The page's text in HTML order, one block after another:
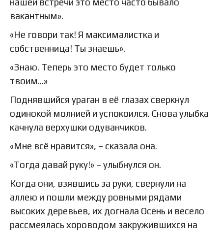
вакантным».
«Не говори так! Я максималистка и
собственница! Ты знаешь».
«Знаю. Теперь это место будет только
твоим…»
Поднявшийся ураган в её глазах сверкнул
одинокой молнией и успокоился. Снова улыбка
качнула верхушки одуванчиков.
«Мне всё нравится», – сказала она.
«Тогда давай руку!» – улыбнулся он.
Когда они, взявшись за руки, свернули на
аллею и пошли между ровными рядами
высоких деревьев, их догнала Осень и весело
рассмеялась хороводом закружившихся на